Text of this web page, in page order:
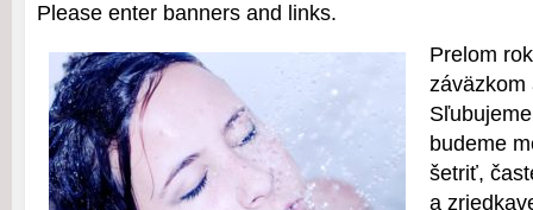
Please enter banners and links.
Prelom
záväzkom
budeme
šetriť,
a